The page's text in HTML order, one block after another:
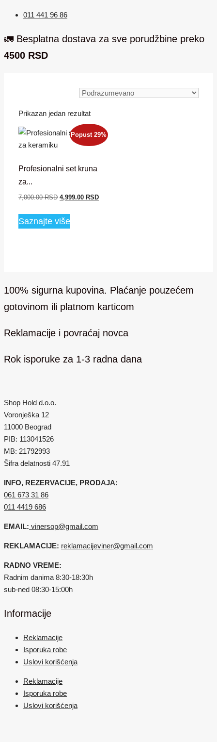
011 441 96 86
🚛 Besplatna dostava za sve porudžbine preko
4500 RSD
Prikazan jedan rezultat
Popust 29%
Profesionalni set kruna
za...
7,000.00RSD Originalna
je
bila:
4,999.00 RSDTrenutna
Saznajte više
100% sigurna kupovina. Plaćanje pouzećem
gotovinom ili platnom karticom
Reklamacije i povraćaj novca
Rok isporuke za 1-3 radna dana
Shop Hold d.o.o.
Voronješka 12
11000 Beograd
PIB: 113041526
MB: 21792993
Šifra delatnosti 47.91
INFO, REZERVACIJE, PRODAJA:
061 673 31 86
011 4419 686
EMAIL: vinersop@gmail.com
REKLAMACIJE: reklamacijeviner@gmail.com
RADNO VREME:
Radnim danima 8:30-18:30h
sub-ned 08:30-15:00h
Informacije
Reklamacije
Isporuka robe
Uslovi korišćenja
Reklamacije
Isporuka robe
Uslovi korišćenja